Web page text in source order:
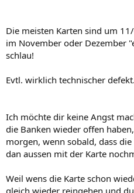
Die meisten Karten sind um
im November oder Dezember
schlau!
Evtl. wirklich technischer defekt.
Ich möchte dir keine Angst
die Banken wieder offen
morgen, wenn sobald, dass
dan aussen mit der Karte
Weil wens die Karte schon
gleich wieder reingehen und